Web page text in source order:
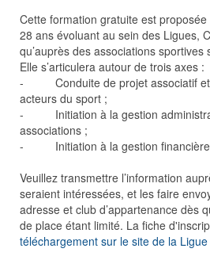
Cette formation gratuite est
28 ans évoluant au sein des Ligues,
qu’auprès des associations sportives
Elle s’articulera autour de trois axes :
- Conduite de projet associatif et
acteurs du sport ;
- Initiation à la gestion
associations ;
- Initiation à la gestion financière
Veuillez transmettre l’information
seraient intéressées, et les faire
adresse et club d’appartenance dès
de place étant limité. La fiche
téléchargement sur le site de la